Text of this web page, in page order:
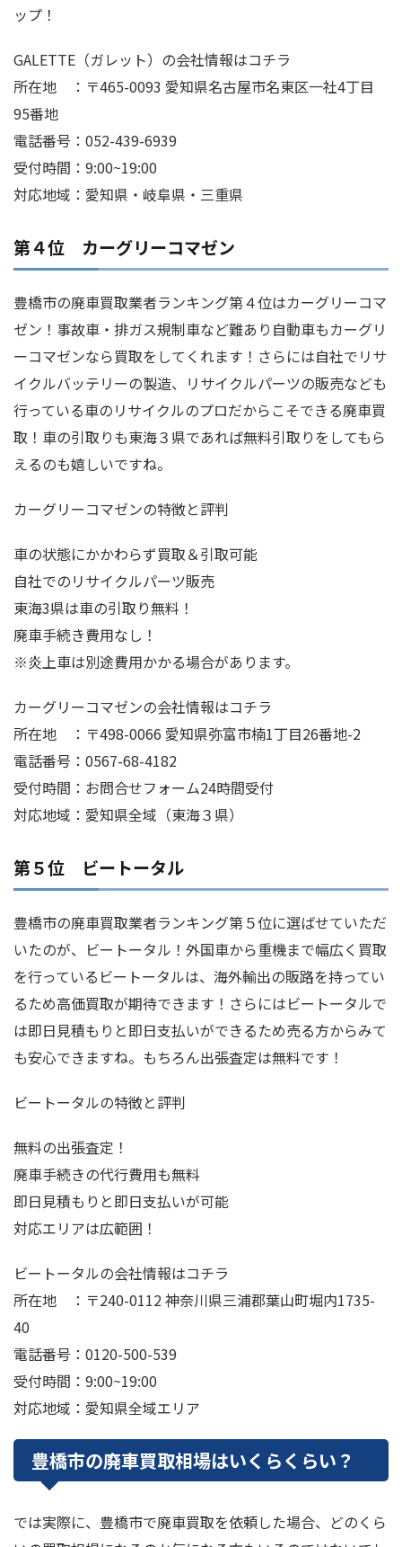
ップ！
GALETTE（ガレット）の会社情報はコチラ
所在地 ：〒465-0093 愛知県名古屋市名東区一社4丁目
95番地
電話番号：052-439-6939
受付時間：9:00~19:00
対応地域：愛知県・岐阜県・三重県
第４位 カーグリーコマゼン
豊橋市の廃車買取業者ランキング第４位はカーグリーコマ
ゼン！事故車・排ガス規制車など難あり自動車もカーグリ
ーコマゼンなら買取をしてくれます！さらには自社でリサ
イクルバッテリーの製造、リサイクルパーツの販売なども
行っている車のリサイクルのプロだからこそできる廃車買
取！車の引取りも東海３県であれば無料引取りをしてもら
えるのも嬉しいですね。
カーグリーコマゼンの特徴と評判
車の状態にかかわらず買取＆引取可能
自社でのリサイクルパーツ販売
東海3県は車の引取り無料！
廃車手続き費用なし！
※炎上車は別途費用かかる場合があります。
カーグリーコマゼンの会社情報はコチラ
所在地 ：〒498-0066 愛知県弥富市楠1丁目26番地-2
電話番号：0567-68-4182
受付時間：お問合せフォーム24時間受付
対応地域：愛知県全域（東海３県）
第５位 ビートータル
豊橋市の廃車買取業者ランキング第５位に選ばせていただ
いたのが、ビートータル！外国車から重機まで幅広く買取
を行っているビートータルは、海外輸出の販路を持ってい
るため高価買取が期待できます！さらにはビートータルで
は即日見積もりと即日支払いができるため売る方からみて
も安心できますね。もちろん出張査定は無料です！
ビートータルの特徴と評判
無料の出張査定！
廃車手続きの代行費用も無料
即日見積もりと即日支払いが可能
対応エリアは広範囲！
ビートータルの会社情報はコチラ
所在地 ：〒240-0112 神奈川県三浦郡葉山町堀内1735-
40
電話番号：0120-500-539
受付時間：9:00~19:00
対応地域：愛知県全域エリア
豊橋市の廃車買取相場はいくらくらい？
では実際に、豊橋市で廃車買取を依頼した場合、どのくら